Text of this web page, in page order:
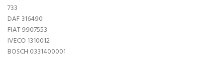
733
DAF 316490
FIAT 9907553
IVECO 1310012
BOSCH 0331400001